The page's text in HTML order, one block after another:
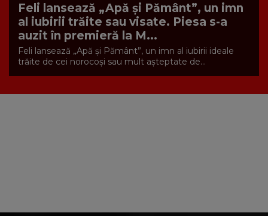
Feli lansează „Apă și Pământ”, un imn
al iubirii trăite sau visate. Piesa s-a
auzit în premieră la M...
Feli lansează „Apă și Pământ”, un imn al iubirii ideale
trăite de cei norocoși sau mult așteptate de...